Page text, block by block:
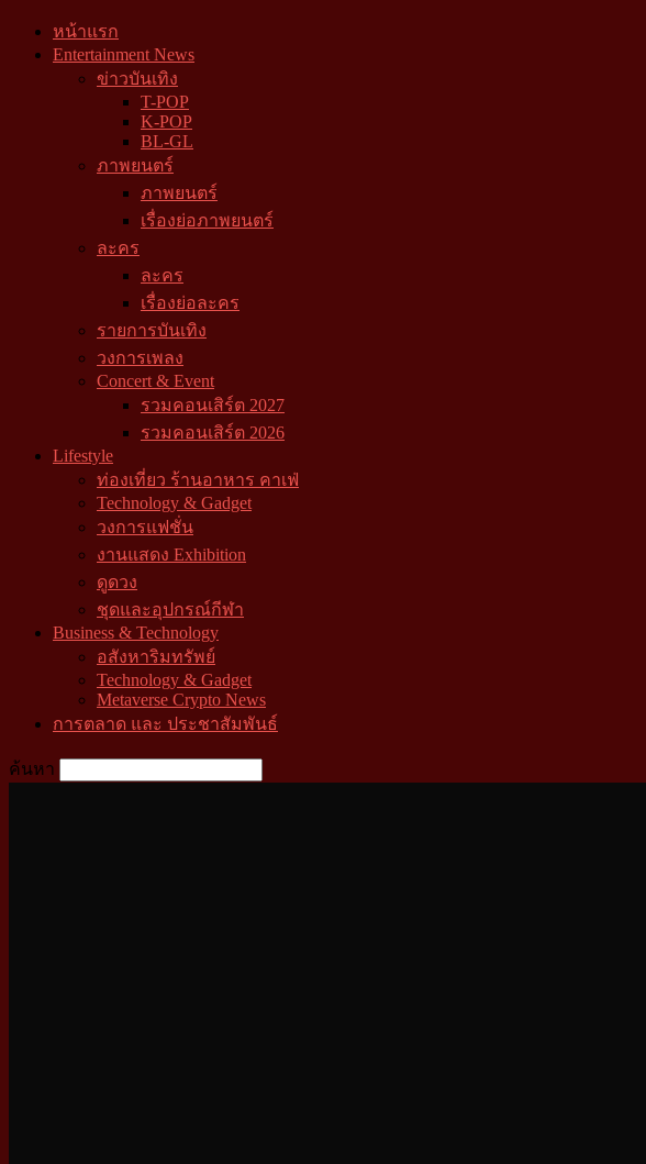
หน้าแรก
Entertainment News
ข่าวบันเทิง
T-POP
K-POP
BL-GL
ภาพยนตร์
ภาพยนตร์
เรื่องย่อภาพยนตร์
ละคร
ละคร
เรื่องย่อละคร
รายการบันเทิง
วงการเพลง
Concert & Event
รวมคอนเสิร์ต 2027
รวมคอนเสิร์ต 2026
Lifestyle
ท่องเที่ยว ร้านอาหาร คาเฟ่
Technology & Gadget
วงการแฟชั่น
งานแสดง Exhibition
ดูดวง
ชุดและอุปกรณ์กีฬา
Business & Technology
อสังหาริมทรัพย์
Technology & Gadget
Metaverse Crypto News
การตลาด และ ประชาสัมพันธ์
ค้นหา